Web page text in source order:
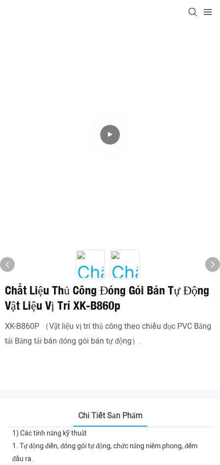
Chất Liệu Thủ Công Đóng Gói Bán Tự Động
Vật Liệu Vị Trí XK-B860p
XK-B860P （Vật liệu vị trí thủ công theo chiều dọc PVC Băng
tải Băng tải bán đóng gói bán tự động）.
Chi Tiết Sản Phẩm
1) Các tính năng kỹ thuật
1. Tự động điền, đóng gói tự động, chức năng niêm phong, đếm
đầu ra.